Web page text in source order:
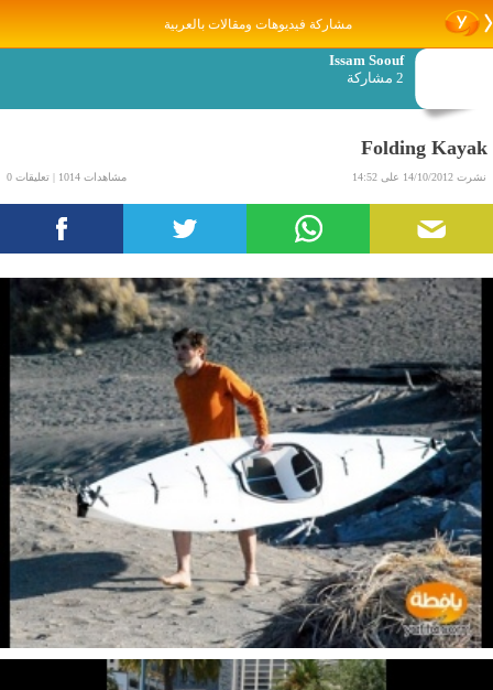
مشاركة فيديوهات ومقالات بالعربية
Issam Soouf
2 مشاركة
Folding Kayak
نشرت 14/10/2012 على 14:52 مشاهدات 1014 | تعليقات 0